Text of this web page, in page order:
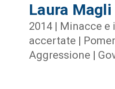
Laura Magli
2014 | Minacce
accertate |
Aggressione |